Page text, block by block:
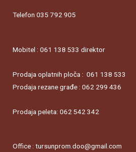
Telefon 035 792 905
Mobitel : 061 138 533 direktor
Prodaja oplatnih ploča : 061 138 533
Prodaja rezane građe : 062 299 436
Prodaja peleta: 062 542 342
Office : tursunprom.doo@gmail.com